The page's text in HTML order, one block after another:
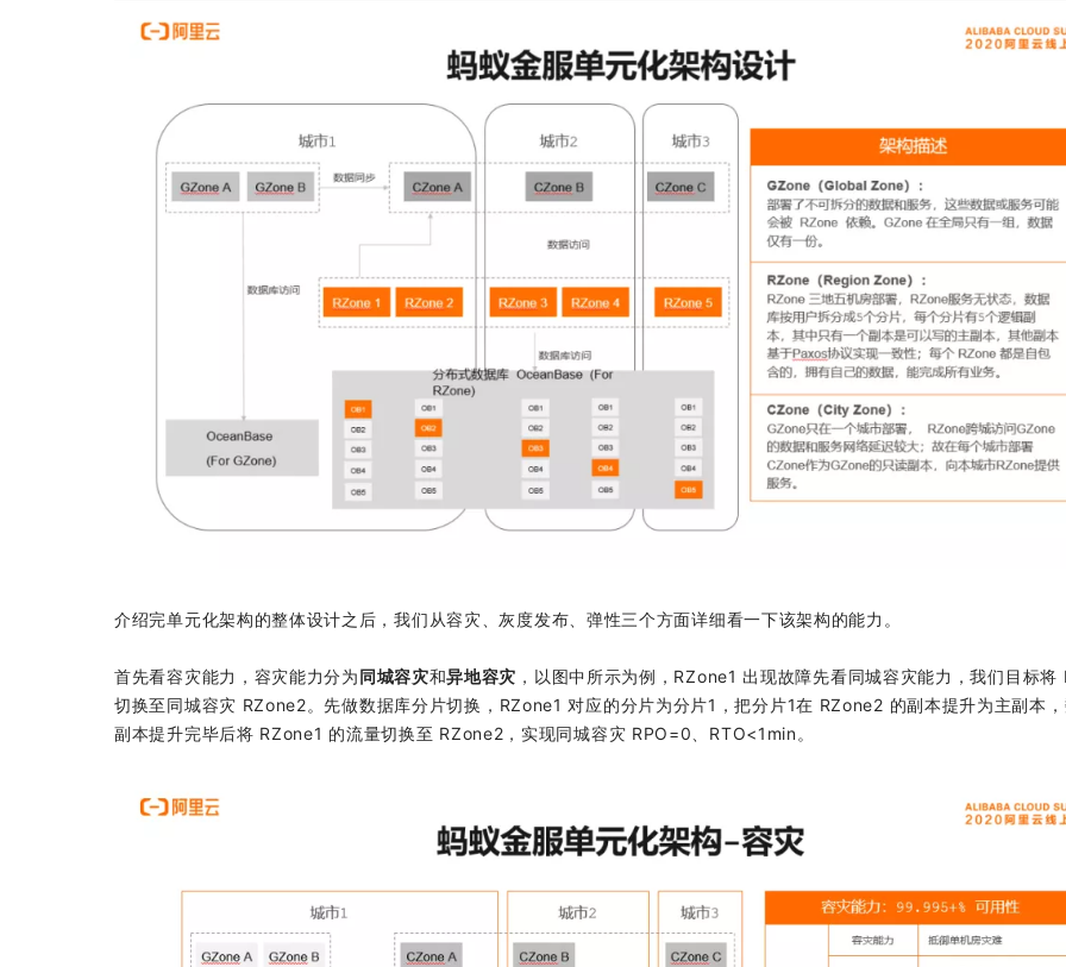
介绍完单元化架构的整体设计之后，我们从容灾、灰度发布、弹性三个方面详细看一下该架构的能力。
首先看容灾能力，容灾能力分为 同城容灾和异地容灾 ，以图中所示为例，RZone1 出现故障先看同城容灾能力，我们目标将
切换至同城容灾 RZone2。先做数据库分片切换，RZone1 对应的分片为分片1，把分片1在 RZone2 的副本提升为主副本
副本提升完毕后将 RZone1 的流量切换至 RZone2，实现同城容灾 RPO=0、RTO<1min。